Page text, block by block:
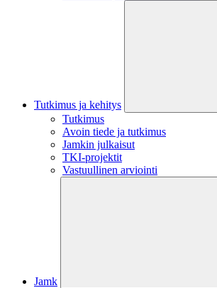
Tutkimus ja kehitys
Tutkimus
Avoin tiede ja tutkimus
Jamkin julkaisut
TKI-projektit
Vastuullinen arviointi
Jamk